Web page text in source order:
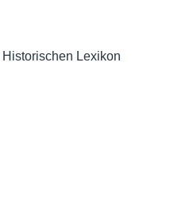
Lexikon